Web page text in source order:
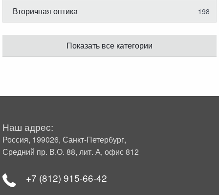
Вторичная оптика 198
Показать все категории
Наш адрес:
Россия, 199026, Санкт-Петербург,
Средний пр. В.О. 88, лит. А, офис 812
+7 (812) 915-66-42